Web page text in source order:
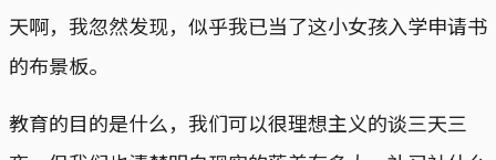
天啊，我忽然发现，似乎我已当了这小女孩入学申请书
的布景板。
教育的目的是什么，我们可以很理想主义的谈三天三